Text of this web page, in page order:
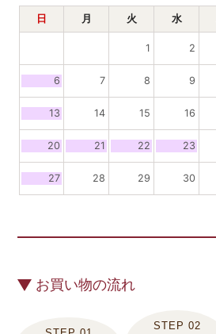
日 月 火 水
1 2
6 7 8 9
13 14 15 16
20 21 22 23
27 28 29 30
お買い物の流れ